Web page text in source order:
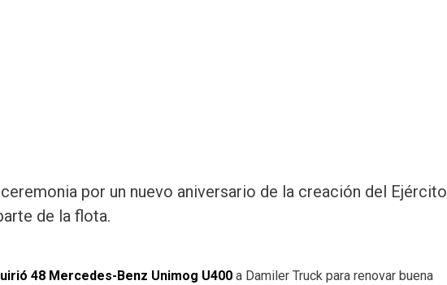
por un nuevo aniversario de la creación del Ejército
de la flota.
48 Mercedes-Benz Unimog U400 a Damiler Truck para renovar buena